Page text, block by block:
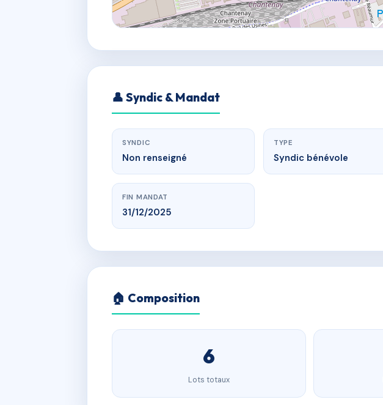
👤 Syndic & Mandat
SYNDIC
Non renseigné
TYPE
Syndic bénévole
FIN MANDAT
31/12/2025
🏠 Composition
6
Lots totaux